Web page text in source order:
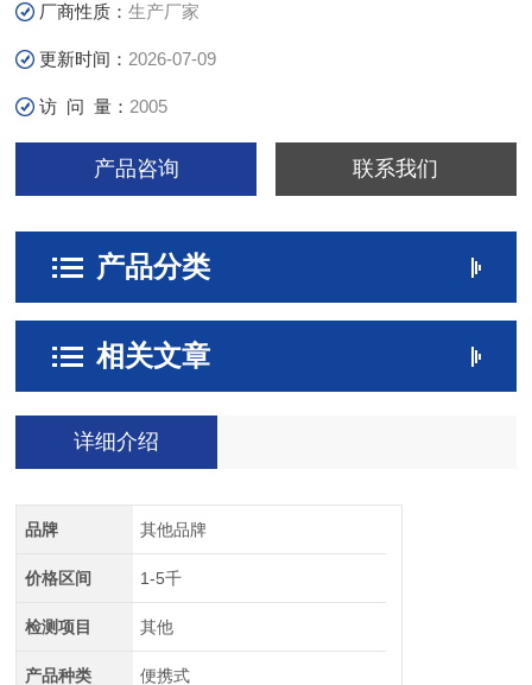
厂商性质：生产厂家
更新时间： 2026-07-09
访 问 量： 2005
产品咨询 联系我们
产品分类
相关文章
详细介绍
品牌 其他品牌
价格区间 1-5千
检测项目 其他
产品种类 便携式